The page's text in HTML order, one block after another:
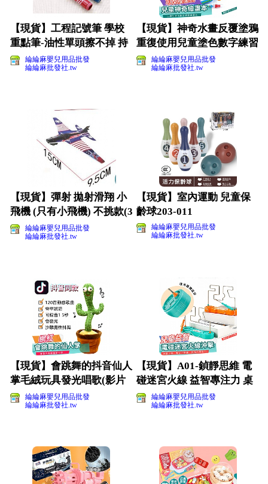
【現貨】工程記號筆 學校
重點筆-油性單頭擦不掉 持
久大頭筆(5支一組)
綸綸麻嬰兒用品批發
綸綸麻批發社.tw
【現貨】神奇水畫反覆塗鴉
重復使用兒童塗色數字練習
本(影片必看)
綸綸麻嬰兒用品批發
綸綸麻批發社.tw
【現貨】彈射 拋射滑翔 小
飛機 (只有小飛機) 不挑款(3
隻裝)綸綸麻嬰兒用品批發
綸綸麻批發社.tw
【現貨】室內運動 兒童保
齡球203-011
綸綸麻嬰兒用品批發
綸綸麻批發社.tw
【現貨】會跳舞的抖音仙人
掌毛絨玩具發光唱歌(影片
必看)綸綸麻嬰兒用品批發
綸綸麻批發社.tw
【現貨】A01-鍞靜思維 電
碰迷宮火線 益智專注力 桌
面遊戲(影片必看
綸綸麻嬰兒用品批發
綸綸麻批發社.tw